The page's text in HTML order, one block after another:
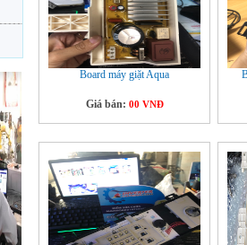
Board máy giặt Aqua
Giá bán: 00 VNĐ